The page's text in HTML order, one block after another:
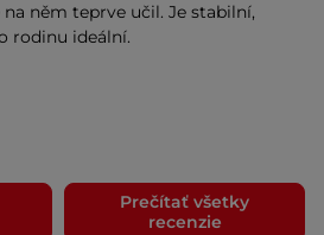
něm teprve učil. Je stabilní,
rodinu ideální.
Prečítať všetky
recenzie